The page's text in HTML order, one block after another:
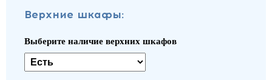
Верхние шкафы:
Выберите наличие верхних шкафов